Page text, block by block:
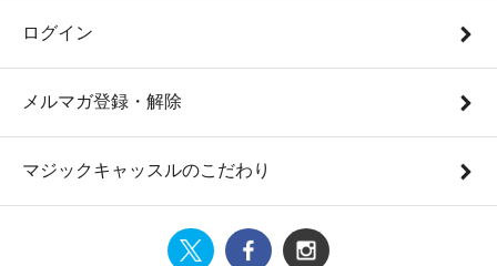
ログイン
メルマガ登録・解除
マジックキャッスルのこだわり